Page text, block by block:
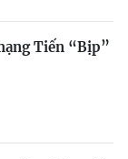
Tiến “Bịp”